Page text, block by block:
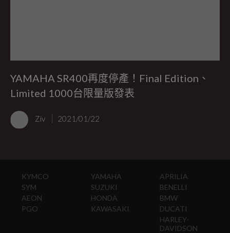
YAMAHA SR400再度停產！Final Edition、
Limited 1000台限量版發表
Ziv 2021/01/22
KYMCO
SYM
AEON
PGO
YAMAHA
SUZUKI
HONDA
KAWASAKI
APRILIA
BENELLI
BMW
DUCATI
HARLEY-
DAVIDSON